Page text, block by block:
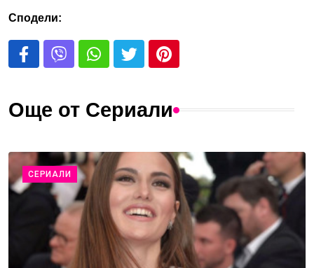
Сподели:
Още от Сериали
СЕРИАЛИ